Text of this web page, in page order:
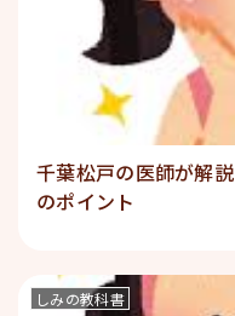
千葉松戸の医師が解
のポイント
しみの教科書